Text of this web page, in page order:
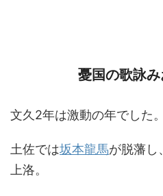
憂国の歌詠
文久2年は激動の年でした。
土佐では坂本龍馬が脱藩し
上洛。